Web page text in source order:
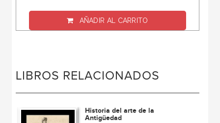
AÑADIR AL CARRITO
LIBROS RELACIONADOS
Historia del arte de la
Antigüedad